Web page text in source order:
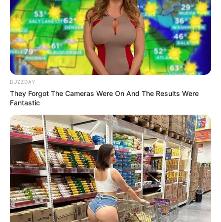
BUZZDAY
They Forgot The Cameras Were On And The Results Were
Fantastic